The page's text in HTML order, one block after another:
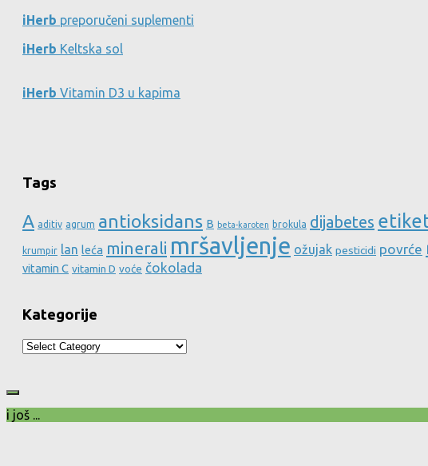
iHerb preporučeni suplementi
iHerb Keltska sol
iHerb Vitamin D3 u kapima
Tags
A aditiv agrum antioksidans B beta-karoten brokula dijabetes
krumpir lan leća minerali mršavljenje ožujak pesticidi povrće
vitamin C vitamin D voće čokolada
Kategorije
Kategorije
i još ...